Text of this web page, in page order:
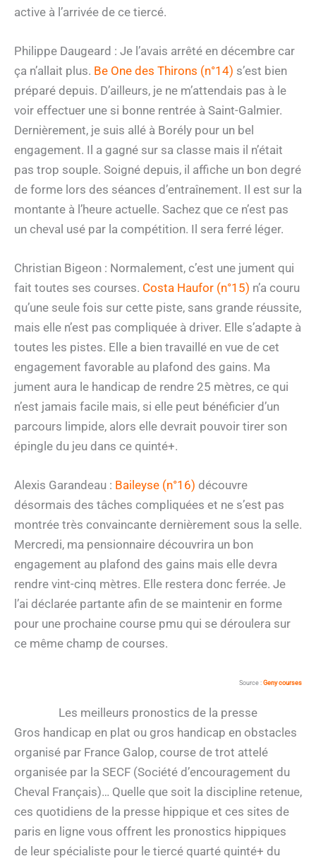
active à l’arrivée de ce tiercé.
Philippe Daugeard : Je l’avais arrêté en décembre car
ça n’allait plus. Be One des Thirons (n°14) s’est bien
préparé depuis. D’ailleurs, je ne m’attendais pas à le
voir effectuer une si bonne rentrée à Saint-Galmier.
Dernièrement, je suis allé à Borély pour un bel
engagement. Il a gagné sur sa classe mais il n’était
pas trop souple. Soigné depuis, il affiche un bon degré
de forme lors des séances d’entraînement. Il est sur la
montante à l’heure actuelle. Sachez que ce n’est pas
un cheval usé par la compétition. Il sera ferré léger.
Christian Bigeon : Normalement, c’est une jument qui
fait toutes ses courses. Costa Haufor (n°15) n’a couru
qu’une seule fois sur cette piste, sans grande réussite,
mais elle n’est pas compliquée à driver. Elle s’adapte à
toutes les pistes. Elle a bien travaillé en vue de cet
engagement favorable au plafond des gains. Ma
jument aura le handicap de rendre 25 mètres, ce qui
n’est jamais facile mais, si elle peut bénéficier d’un
parcours limpide, alors elle devrait pouvoir tirer son
épingle du jeu dans ce quinté+.
Alexis Garandeau : Baileyse (n°16) découvre
désormais des tâches compliquées et ne s’est pas
montrée très convaincante dernièrement sous la selle.
Mercredi, ma pensionnaire découvrira un bon
engagement au plafond des gains mais elle devra
rendre vint-cinq mètres. Elle restera donc ferrée. Je
l’ai déclarée partante afin de se maintenir en forme
pour une prochaine course pmu qui se déroulera sur
ce même champ de courses.
Source : Geny courses
Les meilleurs pronostics de la presse
Gros handicap en plat ou gros handicap en obstacles
organisé par France Galop, course de trot attelé
organisée par la SECF (Société d’encouragement du
Cheval Français)… Quelle que soit la discipline retenue,
ces quotidiens de la presse hippique et ces sites de
paris en ligne vous offrent les pronostics hippiques
de leur spécialiste pour le tiercé quarté quinté+ du